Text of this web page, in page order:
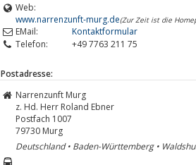
Web:
www.narrenzunft-murg.de(Zur Zeit ist die
EMail:
Kontaktformular
Telefon:
+49 7763 211 75
Postadresse:
Narrenzunft Murg
z. Hd. Herr Roland Ebner
Postfach 1007
79730 Murg
Deutschland • Baden-Württemberg •